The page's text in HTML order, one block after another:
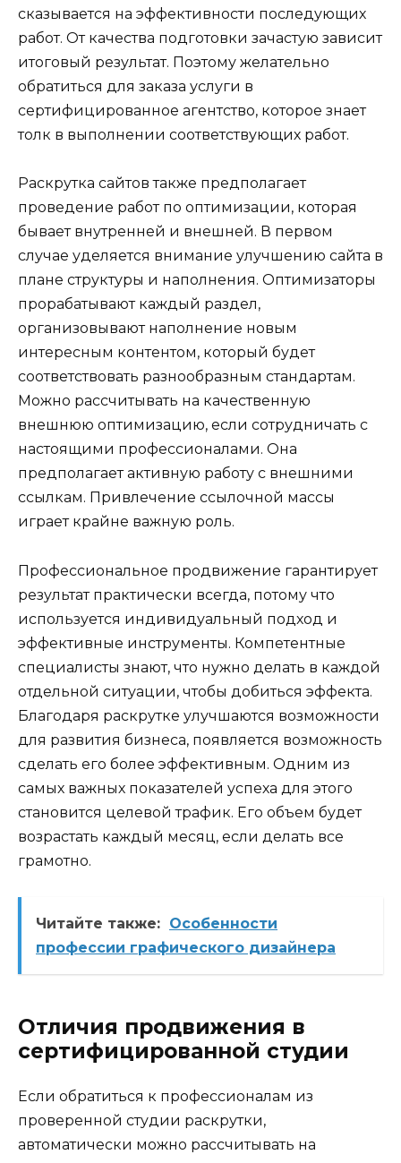
сказывается на эффективности последующих
работ. От качества подготовки зачастую зависит
итоговый результат. Поэтому желательно
обратиться для заказа услуги в
сертифицированное агентство, которое знает
толк в выполнении соответствующих работ.
Раскрутка сайтов также предполагает
проведение работ по оптимизации, которая
бывает внутренней и внешней. В первом
случае уделяется внимание улучшению сайта в
плане структуры и наполнения. Оптимизаторы
прорабатывают каждый раздел,
организовывают наполнение новым
интересным контентом, который будет
соответствовать разнообразным стандартам.
Можно рассчитывать на качественную
внешнюю оптимизацию, если сотрудничать с
настоящими профессионалами. Она
предполагает активную работу с внешними
ссылкам. Привлечение ссылочной массы
играет крайне важную роль.
Профессиональное продвижение гарантирует
результат практически всегда, потому что
используется индивидуальный подход и
эффективные инструменты. Компетентные
специалисты знают, что нужно делать в каждой
отдельной ситуации, чтобы добиться эффекта.
Благодаря раскрутке улучшаются возможности
для развития бизнеса, появляется возможность
сделать его более эффективным. Одним из
самых важных показателей успеха для этого
становится целевой трафик. Его объем будет
возрастать каждый месяц, если делать все
грамотно.
Читайте также: Особенности
профессии графического дизайнера
Отличия продвижения в
сертифицированной студии
Если обратиться к профессионалам из
проверенной студии раскрутки,
автоматически можно рассчитывать на